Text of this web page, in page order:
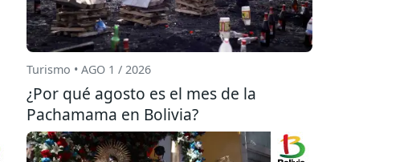
Turismo • AGO 1 / 2026
¿Por qué agosto es el mes de la
Pachamama en Bolivia?